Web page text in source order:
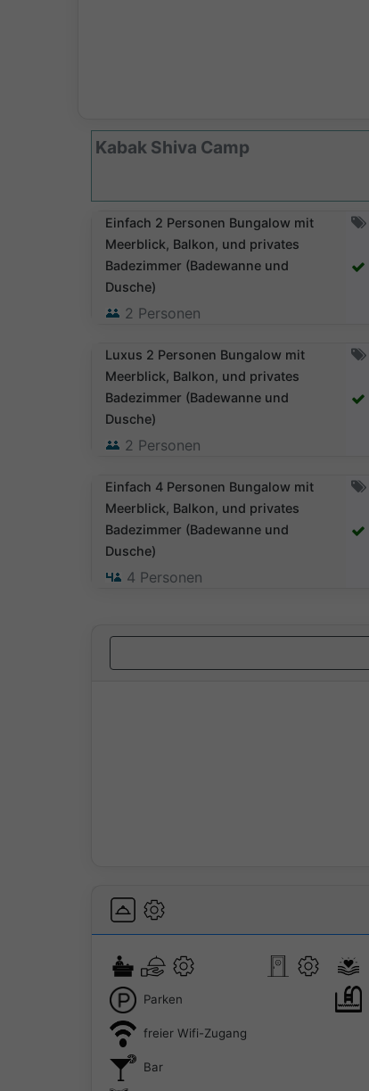
Kabak Shiva Camp
Einfach 2 Personen Bungalow mit
Meerblick, Balkon, und privates
Badezimmer (Badewanne und
Dusche)
2 Personen
Luxus 2 Personen Bungalow mit
Meerblick, Balkon, und privates
Badezimmer (Badewanne und
Dusche)
2 Personen
Einfach 4 Personen Bungalow mit
Meerblick, Balkon, und privates
Badezimmer (Badewanne und
Dusche)
4 Personen
Parken
freier Wifi-Zugang
Bar